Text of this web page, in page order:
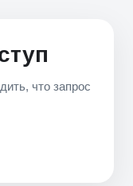
что запрос